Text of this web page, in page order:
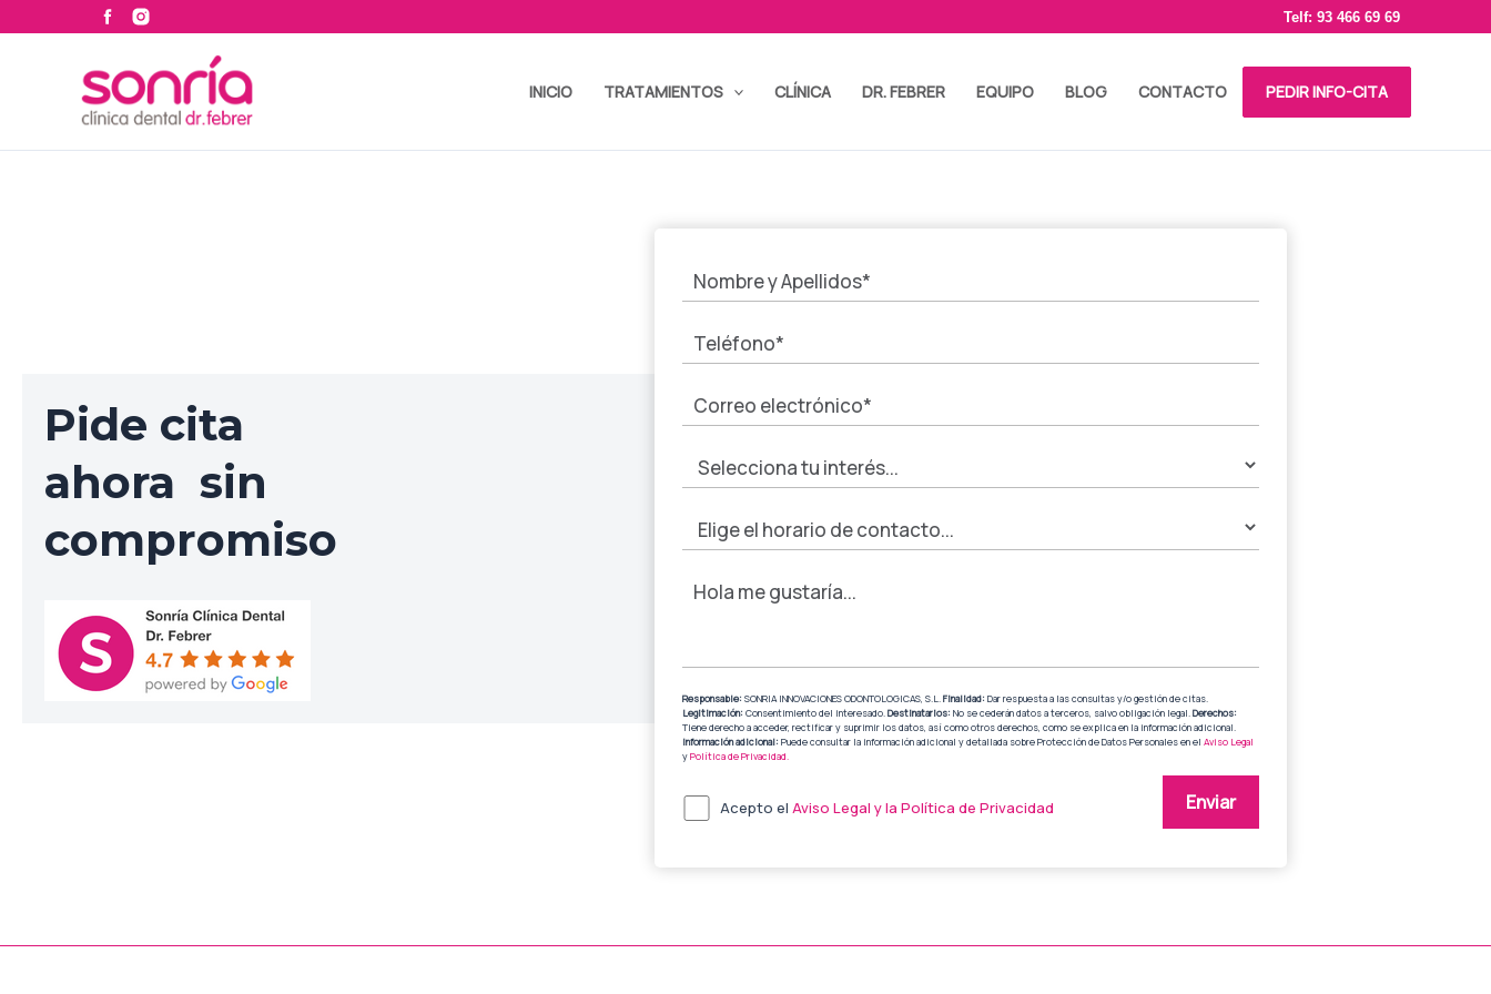
contenido
Telf: 93 466 69 69
INICIO TRATAMIENTOS CLÍNICA DR. FEBRER EQUIPO BLOG CONTACTO PEDIR INFO-CITA
Pide cita
ahora sin
compromiso
Responsable: SONRIA INNOVACIONES ODONTOLOGICAS, S.L.Finalidad: Dar respuesta a las consultas y/o gestión de citas.
Legitimación: Consentimiento del interesado.Destinatarios: No se cederán datos a terceros, salvo obligación legal.Derechos:
Tiene derecho a acceder, rectificar y suprimir los datos, así como otros derechos, como se explica en la información adicional.
Información adicional: Puede consultar la información adicional y detallada sobre Protección de Datos Personales en el Aviso Legal
yPolítica de Privacidad.
Acepto elAviso Legal y laPolítica de Privacidad